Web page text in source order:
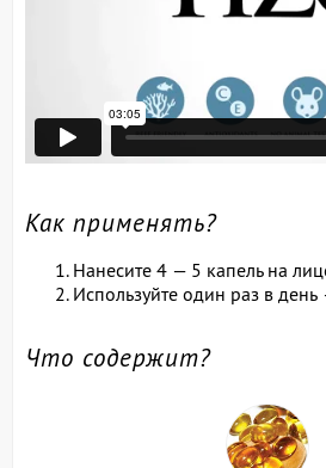
Как применять?
Нанесите 4 — 5 капель на
Используйте один раз в
Что содержит?